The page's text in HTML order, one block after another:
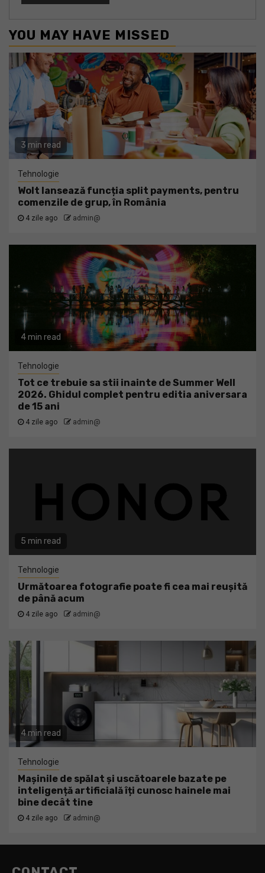
YOU MAY HAVE MISSED
3 min read
Tehnologie
Wolt lansează funcția split payments, pentru
comenzile de grup, în România
4 zile ago admin@
4 min read
Tehnologie
Tot ce trebuie sa stii inainte de Summer Well
2026. Ghidul complet pentru editia aniversara
de 15 ani
4 zile ago admin@
5 min read
Tehnologie
Următoarea fotografie poate fi cea mai reușită
de până acum
4 zile ago admin@
4 min read
Tehnologie
Mașinile de spălat și uscătoarele bazate pe
inteligență artificială îți cunosc hainele mai
bine decât tine
4 zile ago admin@